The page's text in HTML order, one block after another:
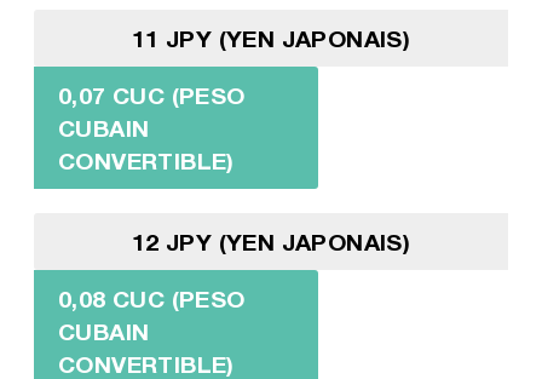
11 JPY (YEN JAPONAIS)
0,07 CUC (PESO
CUBAIN
CONVERTIBLE)
12 JPY (YEN JAPONAIS)
0,08 CUC (PESO
CUBAIN
CONVERTIBLE)